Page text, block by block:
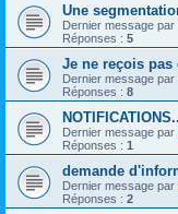
Une
Dernier message par
Réponses : 5
Je ne reçois
Dernier message par
Réponses : 8
Dernier message par
Réponses : 1
demande
Dernier message par
Réponses : 2